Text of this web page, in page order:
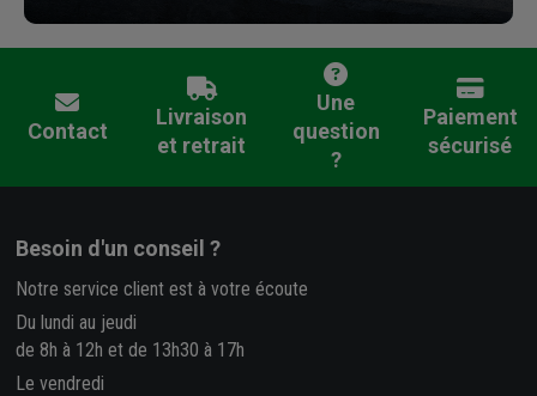
Contact
Livraison
et retrait
Une
question
?
Paiement
sécurisé
Besoin d'un conseil ?
Notre service client est à votre écoute
Du lundi au jeudi
de 8h à 12h et de 13h30 à 17h
Le vendredi